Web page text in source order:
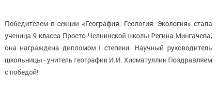
Победителем в секции «География. Геология. Экология» стала
ученица 9 класса Просто-Челнинской школы Регина Мингачева,
она награждена дипломом I степени. Научный руководитель
школьницы - учитель географии И.И. Хисматуллин Поздравляем
с победой!